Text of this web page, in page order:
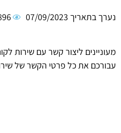
נערך בתאריך 07/09/2023
896
מעוניינים ליצור קשר עם שירות
עבורכם את כל פרטי הקשר של